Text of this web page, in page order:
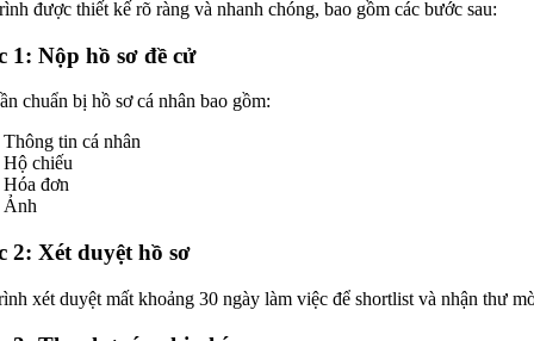
được thiết kế rõ ràng và nhanh chóng, bao gồm các bước sau:
1: Nộp hồ sơ đề cử
chuẩn bị hồ sơ cá nhân bao gồm:
Thông tin cá nhân
Hộ chiếu
Hóa đơn
Ảnh
2: Xét duyệt hồ sơ
xét duyệt mất khoảng 30 ngày làm việc để shortlist và nhận thư